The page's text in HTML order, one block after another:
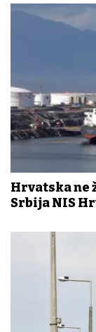
Hrvatska ne
Srbija NIS